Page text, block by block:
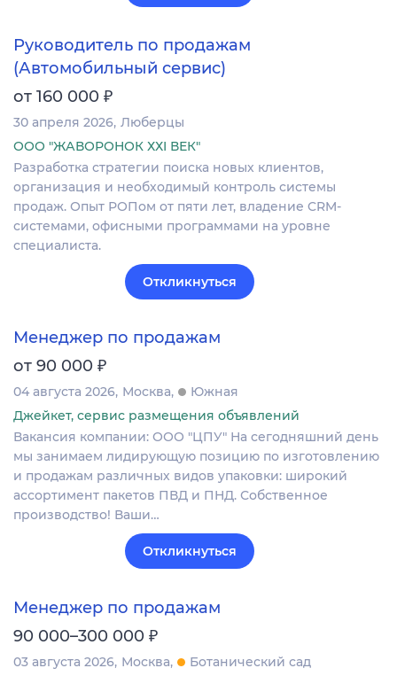
Руководитель по продажам
(Автомобильный сервис)
от 160 000 ₽
30 апреля 2026 Люберцы
ООО "ЖАВОРОНОК ХХI ВЕК"
Разработка стратегии поиска новых клиентов,
организация и необходимый контроль системы
продаж. Опыт РОПом от пяти лет, владение CRM-
системами, офисными программами на уровне
специалиста.
Откликнуться
Менеджер по продажам
от 90 000 ₽
04 августа 2026 Москва
Южная
Джейкет, сервис размещения объявлений
Вакансия компании: ООО "ЦПУ" На сегодняшний день
мы занимаем лидирующую позицию по изготовлению
и продажам различных видов упаковки: широкий
ассортимент пакетов ПВД и ПНД. Собственное
производство! Ваши…
Откликнуться
Менеджер по продажам
90 000–300 000 ₽
03 августа 2026 Москва
Ботанический сад